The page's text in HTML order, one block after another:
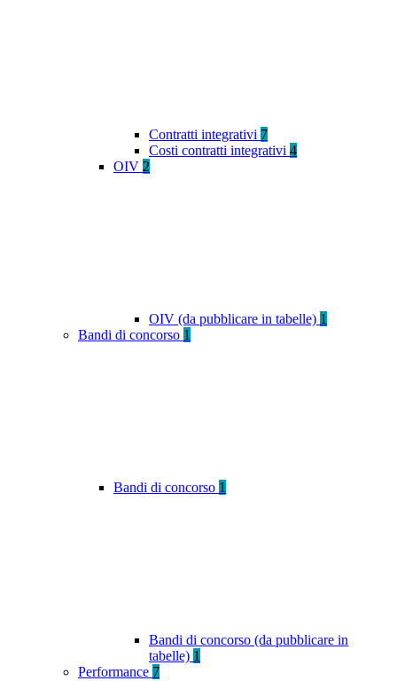
Contratti integrativi 7
Costi contratti integrativi 4
OIV 2
OIV (da pubblicare in tabelle) 1
Bandi di concorso 1
Bandi di concorso 1
Bandi di concorso (da pubblicare in
tabelle) 1
Performance 7